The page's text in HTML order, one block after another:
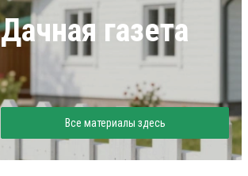
Дачная газета
Все материалы здесь